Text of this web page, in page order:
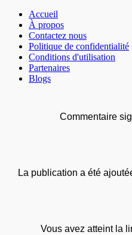
Accueil
À propos
Contactez nous
Politique de confidentialité
Conditions d'utilisation
Partenaires
Blogs
Commentaire
La publication a été
Vous avez atteint la